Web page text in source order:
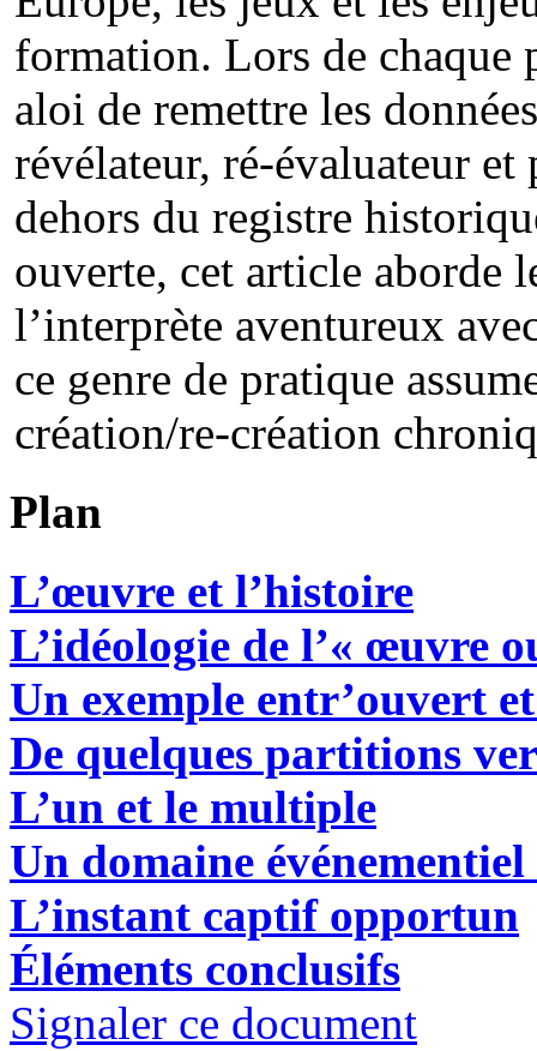
formation. Lors de chaque
aloi de remettre les
révélateur, ré-évaluateur
dehors du registre
ouverte, cet article aborde
l’interprète aventureux
ce genre de pratique
création/re-création
Plan
L’œuvre et l’histoire
L’idéologie de l’« œuvre
Un exemple entr’ouvert
De quelques partitions
L’un et le multiple
Un domaine événementiel
L’instant captif opportun
Éléments conclusifs
Signaler ce document